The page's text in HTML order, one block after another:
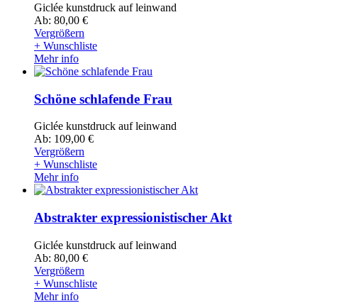
Giclée kunstdruck auf leinwand
Ab: 80,00 €
Vergrößern
+ Wunschliste
Mehr info
Schöne schlafende Frau
Giclée kunstdruck auf leinwand
Ab: 109,00 €
Vergrößern
+ Wunschliste
Mehr info
Abstrakter expressionistischer Akt
Giclée kunstdruck auf leinwand
Ab: 80,00 €
Vergrößern
+ Wunschliste
Mehr info